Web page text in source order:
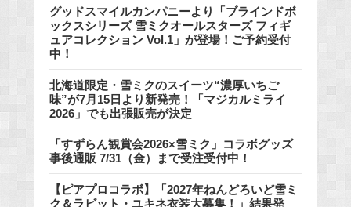
グッドスマイルカンパニーより「ブラインドボ
ックスシリーズ 雪ミクオールスターズ フィギ
ュアコレクション Vol.1」が登場！ご予約受付
中！
北海道限定・雪ミクのスイーツ“濃厚いちご
味”が7月15日より新発売！「マジカルミライ
2026」でも出張販売が決定
「すずらん観賞会2026×雪ミク」コラボグッズ
事後通販 7/31（金）まで受注受付中！
【ピアプロコラボ】「2027年ねんどろいど雪ミ
ク＆ラビット・ユキネ衣装大募集！」結果発